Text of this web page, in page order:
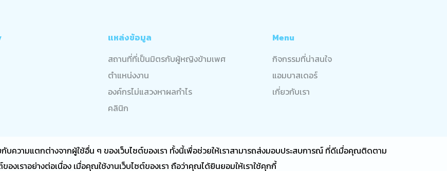
แหล่งข้อมูล
สถานที่ที่เป็นมิตรกับผู้หญิงข้ามเพศ
ตำแหน่งงาน
องค์กรไม่แสวงหาผลกำไร
คลินิก
Menu
กิจกรรมที่น่าสนใจ
แอมบาสเดอร์
เกี่ยวกับเรา
บความแตกต่างจากผู้ใช้อื่น ๆ ของเว็บไซต์ของเรา ทั้งนี้เพื่อช่วยให้เราสามารถส่งมอบประสบการณ์ ที่ดีเมื่อคุณติดตาม
ของเราอย่างต่อเนื่อง เมื่อคุณใช้งานเว็บไซต์ของเรา ถือว่าคุณได้ยินยอมให้เราใช้คุกกี้